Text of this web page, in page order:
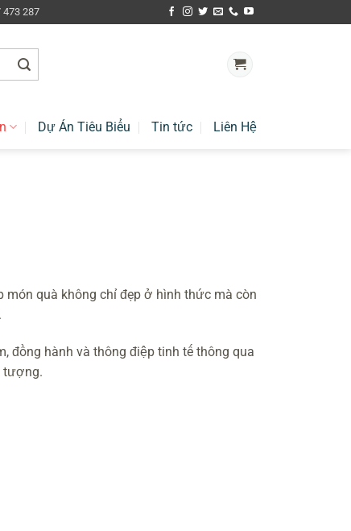
473 287
Dự Án Tiêu Biểu Tin tức Liên Hệ
món quà không chỉ đẹp ở hình thức mà còn
đồng hành và thông điệp tinh tế thông qua
tượng.